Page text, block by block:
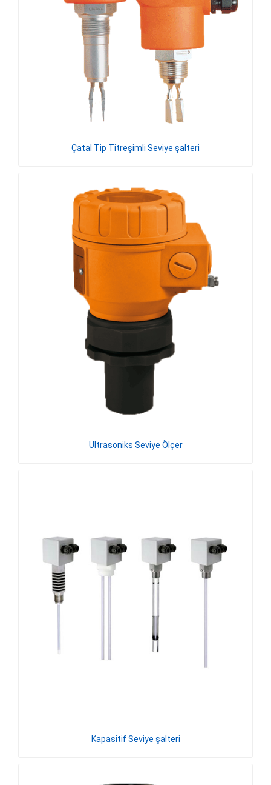
Çatal Tip Titreşimli Seviye şalteri
Ultrasoniks Seviye Ölçer
Kapasitif Seviye şalteri